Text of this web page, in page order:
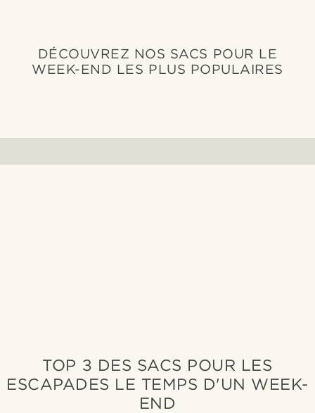
DÉCOUVREZ NOS SACS POUR LE
WEEK-END LES PLUS POPULAIRES
TOP 3 DES SACS POUR LES
ESCAPADES LE TEMPS D'UN WEEK-
END